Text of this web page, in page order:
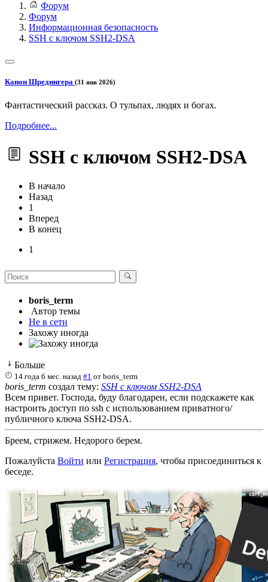
Форум
Форум
Информационная безопасность
SSH с ключом SSH2-DSA
Канон Шредингера (31 янв 2026)
Фантастический рассказ. О тульпах, людях и богах.
Подробнее...
SSH с ключом SSH2-DSA
В начало
Назад
1
Вперед
В конец
1
boris_term
Автор темы
Не в сети
Захожу иногда
Больше
14 года 6 мес. назад #1 отboris_term
boris_term создал тему: SSH с ключом SSH2-DSA
Всем привет. Господа, буду благодарен, если подскажете как
настроить доступ по ssh с использованием приватного/
публичного ключа SSH2-DSA.
Бреем, стрижем. Недорого берем.
Пожалуйста Войти или Регистрация, чтобы присоединиться к
беседе.